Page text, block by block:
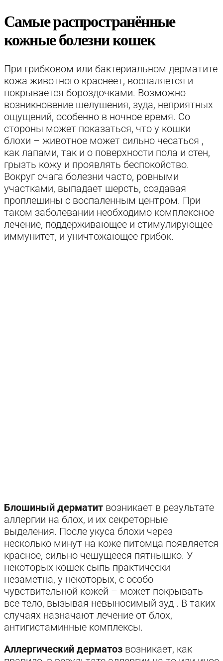
Самые распространённые
кожные болезни кошек
При грибковом или бактериальном дерматите
кожа животного краснеет, воспаляется и
покрывается бороздочками. Возможно
возникновение шелушения, зуда, неприятных
ощущений, особенно в ночное время. Со
стороны может показаться, что у кошки
блохи – животное может сильно чесаться ,
как лапами, так и о поверхности пола и стен,
грызть кожу и проявлять беспокойство.
Вокруг очага болезни часто, ровными
участками, выпадает шерсть, создавая
проплешины с воспаленным центром. При
таком заболевании необходимо комплексное
лечение, поддерживающее и стимулирующее
иммунитет, и уничтожающее грибок.
Блошиный дерматит возникает в результате
аллергии на блох, и их секреторные
выделения. После укуса блохи через
несколько минут на коже питомца появляется
красное, сильно чешущееся пятнышко. У
некоторых кошек сыпь практически
незаметна, у некоторых, с особо
чувствительной кожей – может покрывать
все тело, вызывая невыносимый зуд . В таких
случаях назначают лечение от блох,
антигистаминные комплексы.
Аллергический дерматоз возникает, как